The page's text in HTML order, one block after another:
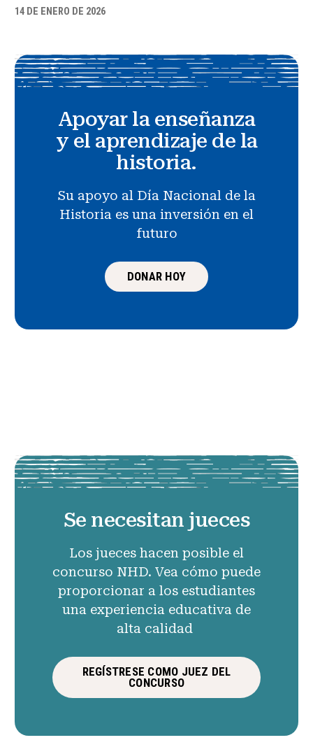
14 DE ENERO DE 2026
Apoyar la enseñanza
y el aprendizaje de la
historia.
Su apoyo al Día Nacional de la
Historia es una inversión en el
futuro
DONAR HOY
Se necesitan jueces
Los jueces hacen posible el
concurso NHD. Vea cómo puede
proporcionar a los estudiantes
una experiencia educativa de
alta calidad
REGÍSTRESE COMO JUEZ DEL
CONCURSO